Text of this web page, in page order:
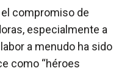
compromiso de
especialmente a
a menudo ha sido
como “héroes